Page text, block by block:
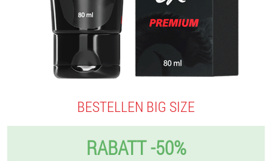
BESTELLEN BIG SIZE
RABATT -50%